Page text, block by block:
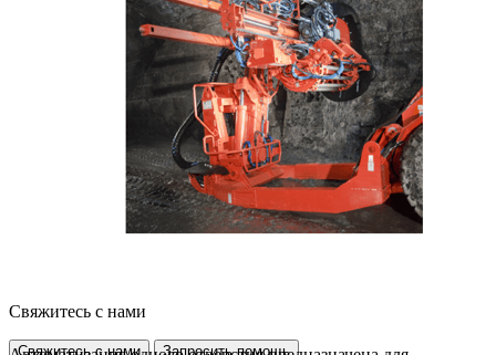
Свяжитесь с нами
Свяжитесь с нами Запросить помощь